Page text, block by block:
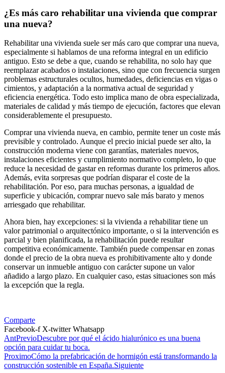
¿Es más caro rehabilitar una vivienda que comprar
una nueva?
Rehabilitar una vivienda suele ser más caro que comprar una nueva,
especialmente si hablamos de una reforma integral en un edificio
antiguo. Esto se debe a que, cuando se rehabilita, no solo hay que
reemplazar acabados o instalaciones, sino que con frecuencia surgen
problemas estructurales ocultos, humedades, deficiencias en vigas o
cimientos, y adaptación a la normativa actual de seguridad y
eficiencia energética. Todo esto implica mano de obra especializada,
materiales de calidad y más tiempo de ejecución, factores que elevan
considerablemente el presupuesto.
Comprar una vivienda nueva, en cambio, permite tener un coste más
previsible y controlado. Aunque el precio inicial puede ser alto, la
construcción moderna viene con garantías, materiales nuevos,
instalaciones eficientes y cumplimiento normativo completo, lo que
reduce la necesidad de gastar en reformas durante los primeros años.
Además, evita sorpresas que podrían disparar el coste de la
rehabilitación. Por eso, para muchas personas, a igualdad de
superficie y ubicación, comprar nuevo sale más barato y menos
arriesgado que rehabilitar.
Ahora bien, hay excepciones: si la vivienda a rehabilitar tiene un
valor patrimonial o arquitectónico importante, o si la intervención es
parcial y bien planificada, la rehabilitación puede resultar
competitiva económicamente. También puede compensar en zonas
donde el precio de la obra nueva es prohibitivamente alto y donde
conservar un inmueble antiguo con carácter supone un valor
añadido a largo plazo. En cualquier caso, estas situaciones son más
la excepción que la regla.
Comparte
Facebook-f X-twitter Whatsapp
AntPrevioDescubre por qué el ácido hialurónico es una buena
opción para cuidar tu boca.
ProximoCómo la prefabricación de hormigón está transformando la
construcción sostenible en España.Siguiente